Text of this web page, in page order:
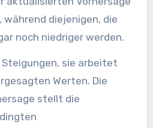
während diejenigen, die
noch niedriger werden.
Steigungen, sie arbeitet
Werten. Die
stellt die